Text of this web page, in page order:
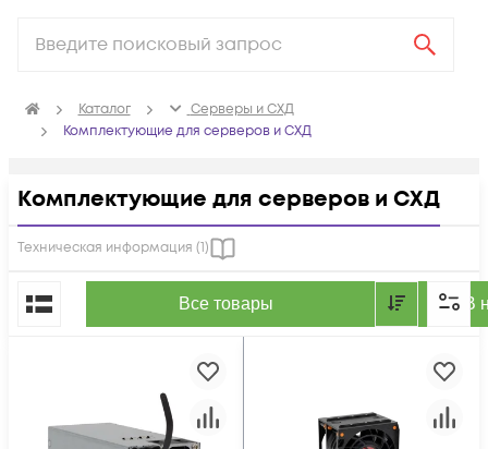
Каталог
Серверы и СХД
Комплектующие для серверов и СХД
Комплектующие для серверов и СХД
Техническая информация (1)
Все товары В
По популярности